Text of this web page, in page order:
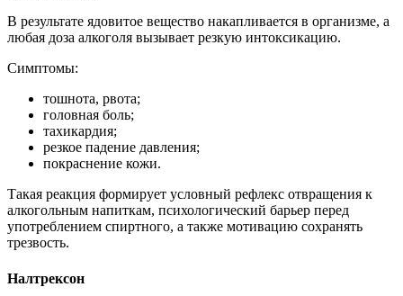
В результате ядовитое вещество накапливается в организме, а
любая доза алкоголя вызывает резкую интоксикацию.
Симптомы:
тошнота, рвота;
головная боль;
тахикардия;
резкое падение давления;
покраснение кожи.
Такая реакция формирует условный рефлекс отвращения к
алкогольным напиткам, психологический барьер перед
употреблением спиртного, а также мотивацию сохранять
трезвость.
Налтрексон